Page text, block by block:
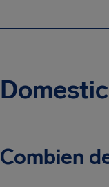
Combien